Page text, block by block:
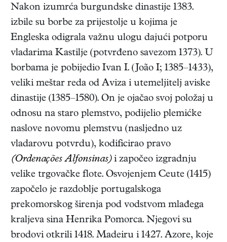
Nakon izumrća burgundske dinastije 1383.
izbile su borbe za prijestolje u kojima je
Engleska odigrala važnu ulogu dajući potporu
vladarima Kastilje (potvrđeno savezom 1373). U
borbama je pobijedio Ivan I. (João I; 1385–1433),
veliki meštar reda od Aviza i utemeljitelj aviske
dinastije (1385–1580). On je ojačao svoj položaj u
odnosu na staro plemstvo, podijelio plemićke
naslove novomu plemstvu (nasljedno uz
vladarovu potvrdu), kodificirao pravo
(Ordenações Alfonsinas)i započeo izgradnju
velike trgovačke flote. Osvojenjem Ceute (1415)
započelo je razdoblje portugalskoga
prekomorskog širenja pod vodstvom mlađega
kraljeva sina Henrika Pomorca. Njegovi su
brodovi otkrili 1418. Madeiru i 1427. Azore, koje